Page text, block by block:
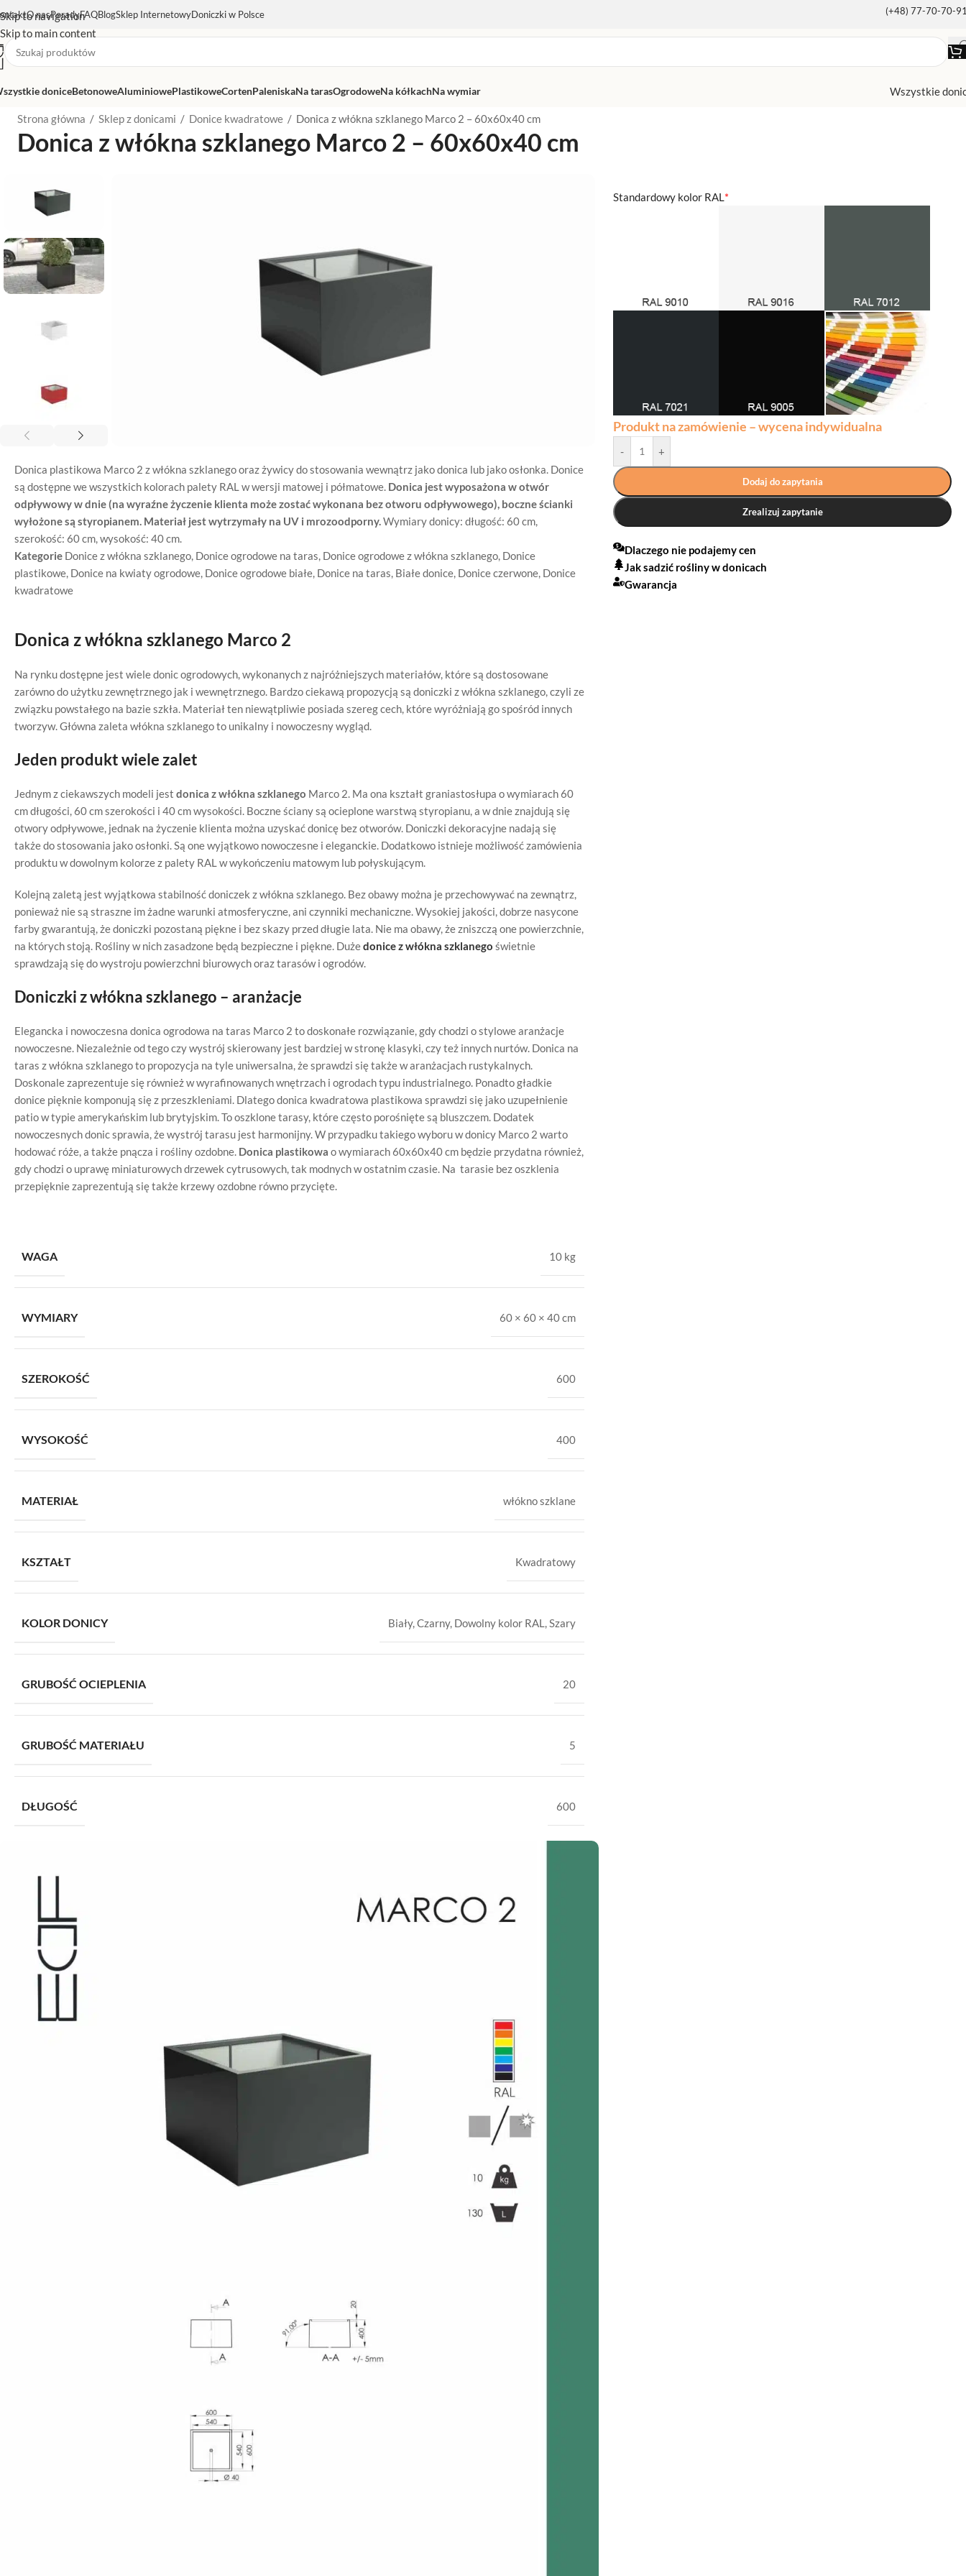
Skip to navigation
Skip to main content
O nasPoradyFAQBlogSklep InternetowyDoniczki w Polsce (+48) 77-70-70-
doniceBetonoweAluminiowePlastikoweCortenPaleniskaNa tarasOgrodoweNa kółkachNa wymiar Wszystkie
Strona główna / Sklep z donicami / Donice kwadratowe / Donica z włókna szklanego Marco 2 – 60x60x40 cm
Donica z włókna szklanego Marco 2 – 60x60x40 cm
Donica plastikowa Marco 2 z włókna szklanego oraz żywicy do stosowania wewnątrz jako donica lub jako osłonka. Donice
są dostępne we wszystkich kolorach palety RAL w wersji matowej i półmatowe. Donica jest wyposażona w otwór
odpływowy w dnie (na wyraźne życzenie klienta może zostać wykonana bez otworu odpływowego), boczne ścianki
wyłożone są styropianem. Materiał jest wytrzymały na UV i mrozoodporny.Wymiary donicy: długość: 60 cm,
szerokość: 60 cm, wysokość: 40 cm.
Kategorie Donice z włókna szklanego, Donice ogrodowe na taras, Donice ogrodowe z włókna szklanego, Donice
plastikowe, Donice na kwiaty ogrodowe, Donice ogrodowe białe, Donice na taras, Białe donice, Donice czerwone, Donice
kwadratowe
Donica z włókna szklanego Marco 2
Na rynku dostępne jest wiele donic ogrodowych, wykonanych z najróżniejszych materiałów, które są dostosowane
zarówno do użytku zewnętrznego jak i wewnętrznego. Bardzo ciekawą propozycją są doniczki z włókna szklanego, czyli ze
związku powstałego na bazie szkła. Materiał ten niewątpliwie posiada szereg cech, które wyróżniają go spośród innych
tworzyw. Główna zaleta włókna szklanego to unikalny i nowoczesny wygląd.
Jeden produkt wiele zalet
Jednym z ciekawszych modeli jest donica z włókna szklanego Marco 2. Ma ona kształt graniastosłupa o wymiarach 60
cm długości, 60 cm szerokości i 40 cm wysokości. Boczne ściany są ocieplone warstwą styropianu, a w dnie znajdują się
otwory odpływowe, jednak na życzenie klienta można uzyskać donicę bez otworów. Doniczki dekoracyjne nadają się
także do stosowania jako osłonki. Są one wyjątkowo nowoczesne i eleganckie. Dodatkowo istnieje możliwość zamówienia
produktu w dowolnym kolorze z palety RAL w wykończeniu matowym lub połyskującym.
Kolejną zaletą jest wyjątkowa stabilność doniczek z włókna szklanego. Bez obawy można je przechowywać na zewnątrz,
ponieważ nie są straszne im żadne warunki atmosferyczne, ani czynniki mechaniczne. Wysokiej jakości, dobrze nasycone
farby gwarantują, że doniczki pozostaną piękne i bez skazy przed długie lata. Nie ma obawy, że zniszczą one powierzchnie,
na których stoją. Rośliny w nich zasadzone będą bezpieczne i piękne. Dużedonice z włókna szklanego świetnie
sprawdzają się do wystroju powierzchni biurowych oraz tarasów i ogrodów.
Doniczki z włókna szklanego – aranżacje
Elegancka i nowoczesna donica ogrodowa na taras Marco 2 to doskonałe rozwiązanie, gdy chodzi o stylowe aranżacje
nowoczesne. Niezależnie od tego czy wystrój skierowany jest bardziej w stronę klasyki, czy też innych nurtów. Donica na
taras z włókna szklanego to propozycja na tyle uniwersalna, że sprawdzi się także w aranżacjach rustykalnych.
Doskonale zaprezentuje się również w wyrafinowanych wnętrzach i ogrodach typu industrialnego. Ponadto gładkie
donice pięknie komponują się z przeszkleniami. Dlatego donica kwadratowa plastikowa sprawdzi się jako uzupełnienie
patio w typie amerykańskim lub brytyjskim. To oszklone tarasy, które często porośnięte są bluszczem. Dodatek
nowoczesnych donic sprawia, że wystrój tarasu jest harmonijny. W przypadku takiego wyboru w donicy Marco 2 warto
hodować róże, a także pnącza i rośliny ozdobne. Donica plastikowa o wymiarach 60x60x40 cm będzie przydatna również,
gdy chodzi o uprawę miniaturowych drzewek cytrusowych, tak modnych w ostatnim czasie. Na tarasie bez oszklenia
przepięknie zaprezentują się także krzewy ozdobne równo przycięte.
WAGA 10 kg
WYMIARY 60 × 60 × 40 cm
SZEROKOŚĆ 600
WYSOKOŚĆ 400
MATERIAŁ włókno szklane
KSZTAŁT Kwadratowy
KOLOR DONICY Biały,Czarny, Dowolny kolor RAL,Szary
GRUBOŚĆ OCIEPLENIA 20
GRUBOŚĆ MATERIAŁU 5
DŁUGOŚĆ 600
*
Standardowy kolor RAL
Produkt na zamówienie – wycena indywidualna
- +
Dodaj do zapytania
Zrealizuj zapytanie
Dlaczego nie podajemy cen
Jak sadzić rośliny w donicach
Gwarancja